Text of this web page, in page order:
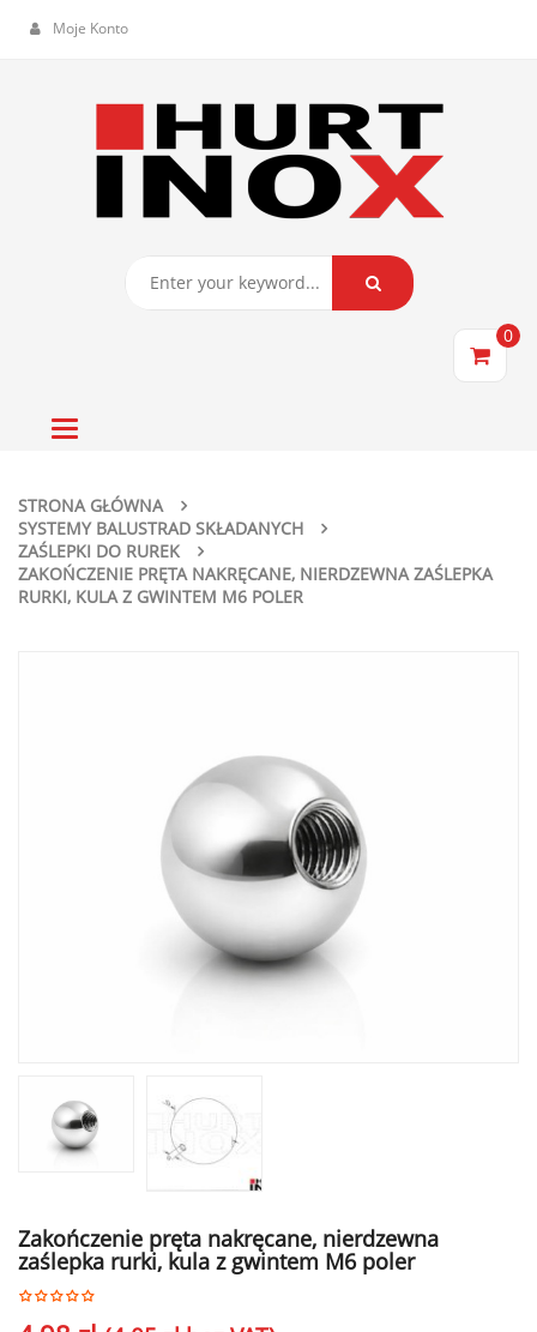
Moje Konto
0
Toggle
STRONA GŁÓWNA
SYSTEMY BALUSTRAD SKŁADANYCH
ZAŚLEPKI DO RUREK
ZAKOŃCZENIE PRĘTA NAKRĘCANE, NIERDZEWNA ZAŚLEPKA
RURKI, KULA Z GWINTEM M6 POLER
Zakończenie pręta nakręcane, nierdzewna
zaślepka rurki, kula z gwintem M6 poler